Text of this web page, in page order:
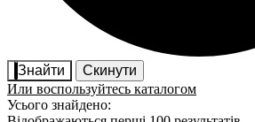
Знайти
Скинути
Или воспользуйтесь каталогом
Усього знайдено: